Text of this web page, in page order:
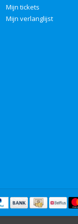
Mijn tickets
Mijn verlanglijst